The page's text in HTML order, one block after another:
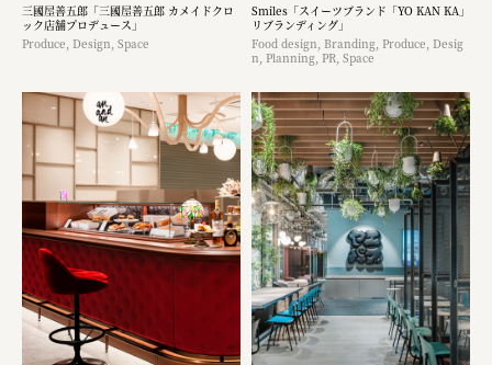
三國屋善五郎「三國屋善五郎 カメイドクロ
ック店舗プロデュース」
Produce, Design, Space
Smiles「スイーツブランド「YO KAN KA」
リブランディング」
Food design, Branding, Produce, Desig
n, Planning, PR, Space